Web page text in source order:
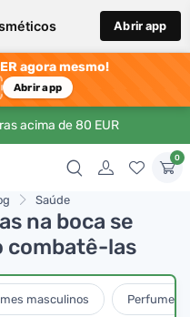
Abrir app
agora mesmo!
Abrir app
acima de 80 EUR
0
Saúde
na boca se
combatê-las
masculinos Perfumes